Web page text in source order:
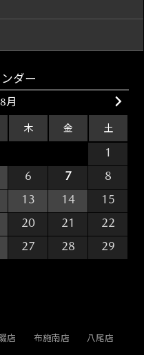
ダー
月
木 金 土
1
6 7
8
13 14
15
20 21
22
27 28
29
店 布施南店
八尾店